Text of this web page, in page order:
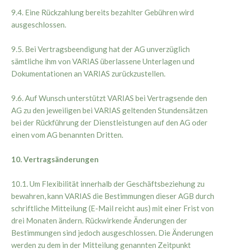
9.4. Eine Rückzahlung bereits bezahlter Gebühren wird
ausgeschlossen.
9.5. Bei Vertragsbeendigung hat der AG unverzüglich
sämtliche ihm von VARIAS überlassene Unterlagen und
Dokumentationen an VARIAS zurückzustellen.
9.6. Auf Wunsch unterstützt VARIAS bei Vertragsende den
AG zu den jeweiligen bei VARIAS geltenden Stundensätzen
bei der Rückführung der Dienstleistungen auf den AG oder
einen vom AG benannten Dritten.
10. Vertragsänderungen
10.1. Um Flexibilität innerhalb der Geschäftsbeziehung zu
bewahren, kann VARIAS die Bestimmungen dieser AGB durch
schriftliche Mitteilung (E-Mail reicht aus) mit einer Frist von
drei Monaten ändern. Rückwirkende Änderungen der
Bestimmungen sind jedoch ausgeschlossen. Die Änderungen
werden zu dem in der Mitteilung genannten Zeitpunkt